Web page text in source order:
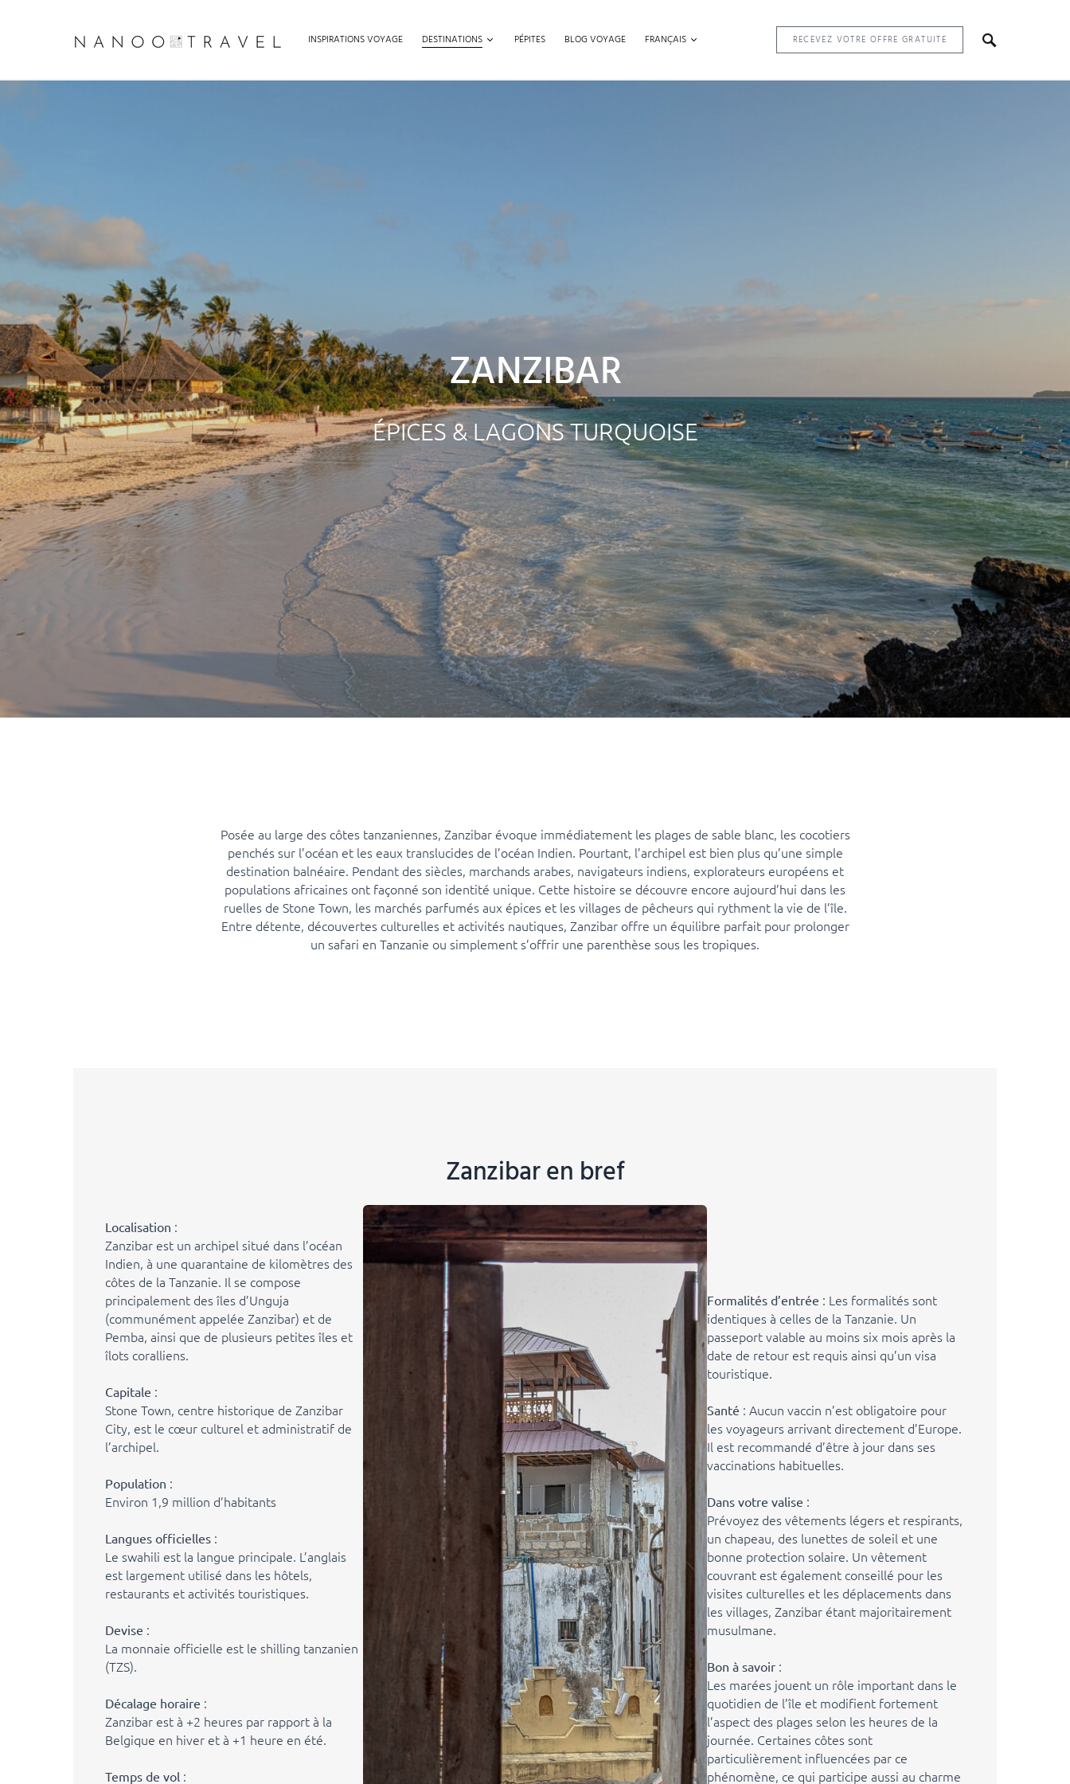
INSPIRATIONS VOYAGE DESTINATIONS PÉPITES BLOG VOYAGE FRANÇAIS RECEVEZ VOTRE OFFRE GRATUITE
ZANZIBAR
ÉPICES & LAGONS TURQUOISE
Posée au large des côtes tanzaniennes, Zanzibar évoque immédiatement les plages de sable blanc, les cocotiers
penchés sur l’océan et les eaux translucides de l’océan Indien. Pourtant, l’archipel est bien plus qu’une simple
destination balnéaire. Pendant des siècles, marchands arabes, navigateurs indiens, explorateurs européens et
populations africaines ont façonné son identité unique. Cette histoire se découvre encore aujourd’hui dans les
ruelles de Stone Town, les marchés parfumés aux épices et les villages de pêcheurs qui rythment la vie de l’île.
Entre détente, découvertes culturelles et activités nautiques, Zanzibar offre un équilibre parfait pour prolonger
un safari en Tanzanie ou simplement s’offrir une parenthèse sous les tropiques.
Zanzibar en bref
Localisation :
Zanzibar est un archipel situé dans l’océan
Indien, à une quarantaine de kilomètres des
côtes de la Tanzanie. Il se compose
principalement des îles d’Unguja
(communément appelée Zanzibar) et de
Pemba, ainsi que de plusieurs petites îles et
îlots coralliens.
Capitale :
Stone Town, centre historique de Zanzibar
City, est le cœur culturel et administratif de
l’archipel.
Population :
Environ 1,9 million d’habitants
Langues officielles :
Le swahili est la langue principale. L’anglais
est largement utilisé dans les hôtels,
restaurants et activités touristiques.
Devise :
La monnaie officielle est le shilling tanzanien
(TZS).
Décalage horaire :
Zanzibar est à +2 heures par rapport à la
Belgique en hiver et à +1 heure en été.
Temps de vol :
Formalités d’entrée : Les formalités sont
identiques à celles de la Tanzanie. Un
passeport valable au moins six mois après la
date de retour est requis ainsi qu’un visa
touristique.
Santé : Aucun vaccin n’est obligatoire pour
les voyageurs arrivant directement d’Europe.
Il est recommandé d’être à jour dans ses
vaccinations habituelles.
Dans votre valise :
Prévoyez des vêtements légers et respirants,
un chapeau, des lunettes de soleil et une
bonne protection solaire. Un vêtement
couvrant est également conseillé pour les
visites culturelles et les déplacements dans
les villages, Zanzibar étant majoritairement
musulmane.
Bon à savoir :
Les marées jouent un rôle important dans le
quotidien de l’île et modifient fortement
l’aspect des plages selon les heures de la
journée. Certaines côtes sont
particulièrement influencées par ce
phénomène, ce qui participe aussi au charme